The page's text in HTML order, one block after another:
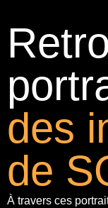
des
de
À travers ces